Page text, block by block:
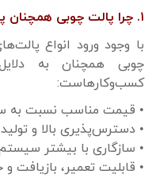
۱. چرا پالت چوبی همچنان پرکاربرد است؟
با وجود ورود انواع
چوبی همچنان به
کسب‌وکارهاست:
• قیمت مناسب نسبت به
• دسترس‌پذیری بالا و
• سازگاری با بیشتر
• قابلیت تعمیر، بازیافت